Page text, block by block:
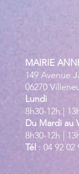
MAIRIE
149 Avenue
06270
Lundi
8h30-12h |
Du Mardi au
8h30-12h |
Tél : 04 92 02